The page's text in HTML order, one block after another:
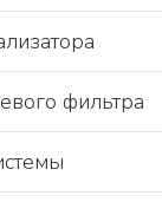
фильтра